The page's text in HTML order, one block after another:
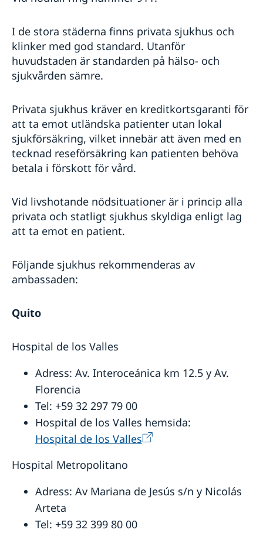
I de stora städerna finns privata sjukhus och
klinker med god standard. Utanför
huvudstaden är standarden på hälso- och
sjukvården sämre.
Privata sjukhus kräver en kreditkortsgaranti för
att ta emot utländska patienter utan lokal
sjukförsäkring, vilket innebär att även med en
tecknad reseförsäkring kan patienten behöva
betala i förskott för vård.
Vid livshotande nödsituationer är i princip alla
privata och statligt sjukhus skyldiga enligt lag
att ta emot en patient.
Följande sjukhus rekommenderas av
ambassaden:
Quito
Hospital de los Valles
Adress: Av. Interoceánica km 12.5 y Av.
Florencia
Tel: +59 32 297 79 00
Hospital de los Valles hemsida:
Hospital de los Valles
Hospital Metropolitano
Adress: Av Mariana de Jesús s/n y Nicolás
Arteta
Tel: +59 32 399 80 00